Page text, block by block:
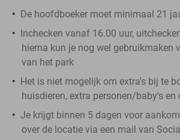
De hoofdboeker moet minimaal 21
Inchecken vanaf 16.00 uur,
hierna kun je nog wel gebruikmaken
van het park
Het is niet mogelijk om extra's bij te
huisdieren, extra personen/baby's en
Je krijgt binnen 5 dagen voor
over de locatie via een mail van